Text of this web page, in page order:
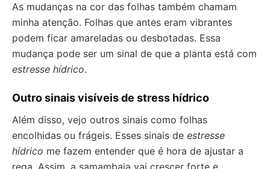
As mudanças na cor das folhas também chamam
minha atenção. Folhas que antes eram vibrantes
podem ficar amareladas ou desbotadas. Essa
mudança pode ser um sinal de que a planta está com
estresse hídrico.
Outro sinais visíveis de stress hídrico
Além disso, vejo outros sinais como folhas
encolhidas ou frágeis. Esses sinais de estresse
hídrico me fazem entender que é hora de ajustar a
rega. Assim, a samambaia vai crescer forte e